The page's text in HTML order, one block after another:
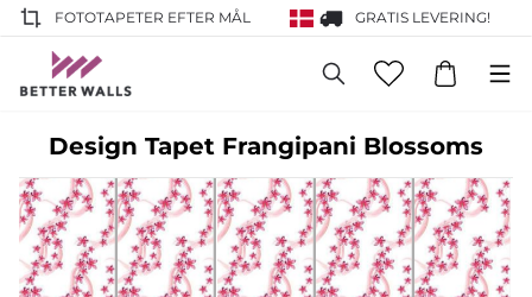
FOTOTAPETER EFTER MÅL GRATIS LEVERING!
Design Tapet Frangipani Blossoms